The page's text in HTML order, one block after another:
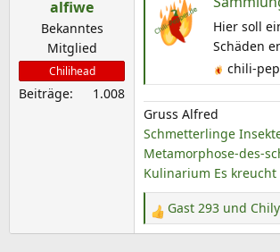
alfiwe
Bekanntes
Mitglied
Chilihead
Beiträge 1.008
Hier soll
Schäden
chili-
Gruss Alfred
Schmetterlinge
Metamorphose-des-
Kulinarium Es
R
e
Gast 293 und